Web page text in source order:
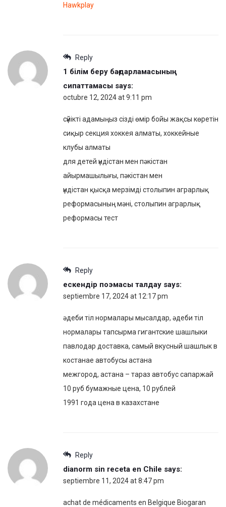
Hawkplay
Reply
1 білім беру бағдарламасының
сипаттамасы says:
octubre 12, 2024 at 9:11 pm
сүйікті адамыңыз сізді өмір бойы жақсы көретін
сиқыр секция хоккея алматы, хоккейные
клубы алматы
для детей үндістан мен пәкістан
айырмашылығы, пәкістан мен
үндістан қысқа мерзімді столыпин аграрлық
реформасының мәні, столыпин аграрлық
реформасы тест
Reply
ескендір поэмасы талдау says:
septiembre 17, 2024 at 12:17 pm
әдеби тіл нормалары мысалдар, әдеби тіл
нормалары тапсырма гигантские шашлыки
павлодар доставка, самый вкусный шашлык в
костанае автобусы астана
межгород, астана – тараз автобус сапаржай
10 руб бумажные цена, 10 рублей
1991 года цена в казахстане
Reply
dianorm sin receta en Chile says:
septiembre 11, 2024 at 8:47 pm
achat de médicaments en Belgique Biogaran